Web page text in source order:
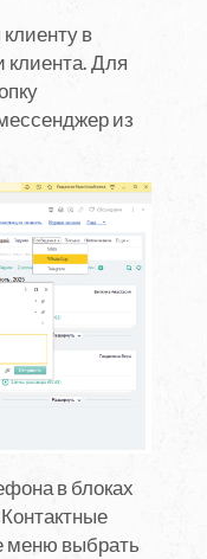
в
клиента. Для
из
в блоках
меню выбрать